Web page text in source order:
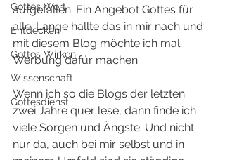
Gottes Wort
Entdecken
Gottes Wirken
Wissenschaft
Gottesdienst
aufgefallen. Ein Angebot Gottes für
alle. Lange hallte das in mir nach und
mit diesem Blog möchte ich mal
Werbung dafür machen.
Wenn ich so die Blogs der letzten
zwei Jahre quer lese, dann finde ich
viele Sorgen und Ängste. Und nicht
nur da, auch bei mir selbst und in